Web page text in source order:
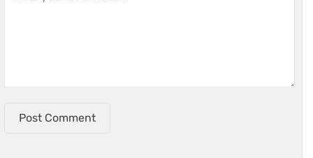
Post Comment